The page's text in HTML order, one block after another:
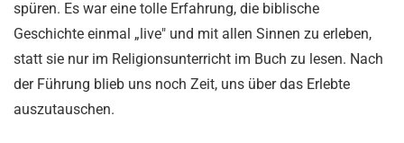
spüren. Es war eine tolle Erfahrung, die biblische
Geschichte einmal „live" und mit allen Sinnen zu erleben,
statt sie nur im Religionsunterricht im Buch zu lesen. Nach
der Führung blieb uns noch Zeit, uns über das Erlebte
auszutauschen.